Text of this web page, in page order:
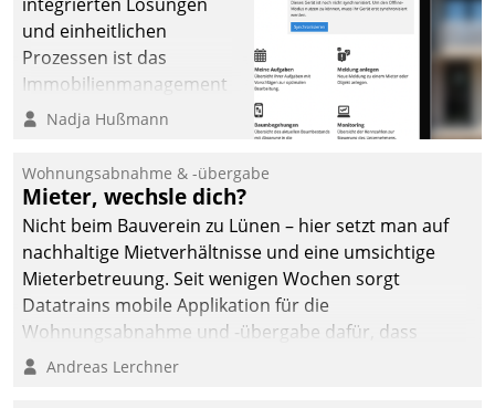
und einheitlichen
Prozessen ist das
Immobilienmanagement
der Bayerischen
Ressort Kapitalanlage für
künftige Aufgaben und
Herausforderungen
gerüstet.
Nadja Hußmann
Wohnungsabnahme & -übergabe
Mieter, wechsle dich?
Nicht beim Bauverein zu Lünen – hier setzt man auf
nachhaltige Mietverhältnisse und eine umsichtige
Mieterbetreuung. Seit wenigen Wochen sorgt
Datatrains mobile Applikation für die
Wohnungsabnahme und -übergabe dafür, dass
Mieter wohlgeordnet kommen und, so es sein muss,
Andreas Lerchner